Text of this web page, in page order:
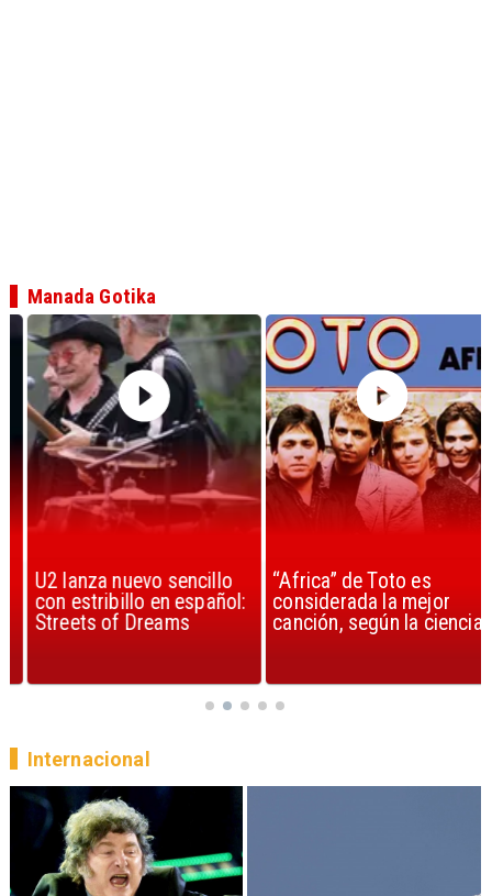
U2 lanza nuevo sencillo
con estribillo en español:
Streets of Dreams
“Africa” de Toto es
considerada la mejor
canción, según la ciencia
Manada Gotika
Internacional